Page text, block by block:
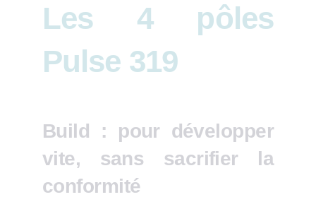
Les 4 pôles
Pulse 319
Build : pour développer
vite, sans sacrifier la
conformité